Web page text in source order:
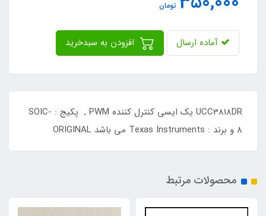
تومان
آماده ارسال
UCC3818DR یک ایسی کنترل کننده PWM , پکیج : SOIC-
8 و برند : Texas Instruments می باشد ORIGINAL
محصولات مرتبط